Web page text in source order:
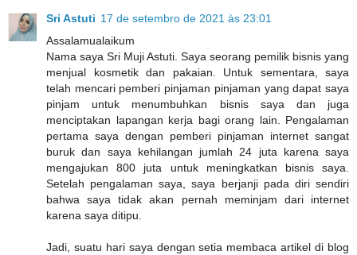
Sri Astuti 17 de setembro de 2021 às 23:01
Assalamualaikum
Nama saya Sri Muji Astuti. Saya seorang pemilik bisnis yang
menjual kosmetik dan pakaian. Untuk sementara, saya
telah mencari pemberi pinjaman pinjaman yang dapat saya
pinjam untuk menumbuhkan bisnis saya dan juga
menciptakan lapangan kerja bagi orang lain. Pengalaman
pertama saya dengan pemberi pinjaman internet sangat
buruk dan saya kehilangan jumlah 24 juta karena saya
mengajukan 800 juta untuk meningkatkan bisnis saya.
Setelah pengalaman saya, saya berjanji pada diri sendiri
bahwa saya tidak akan pernah meminjam dari internet
karena saya ditipu.
Jadi, suatu hari saya dengan setia membaca artikel di blog